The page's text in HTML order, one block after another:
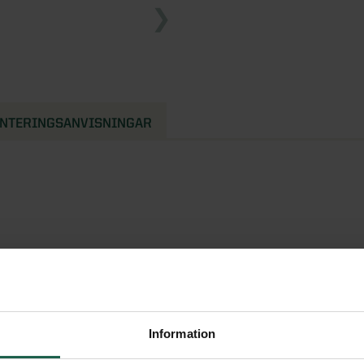
Information
material och i praktiken
fästs direkt på ugnen
utseende. Eftersom
uppstår inga